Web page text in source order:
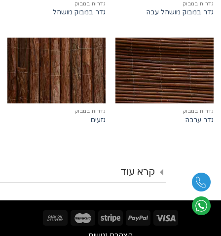
גדרות במבוק
גדר במבוק מושחל עבה
גדרות במבוק
גדר במבוק מושחל
גדרות במבוק
גדר ערבה
גדרות במבוק
גזעים
קרא עוד